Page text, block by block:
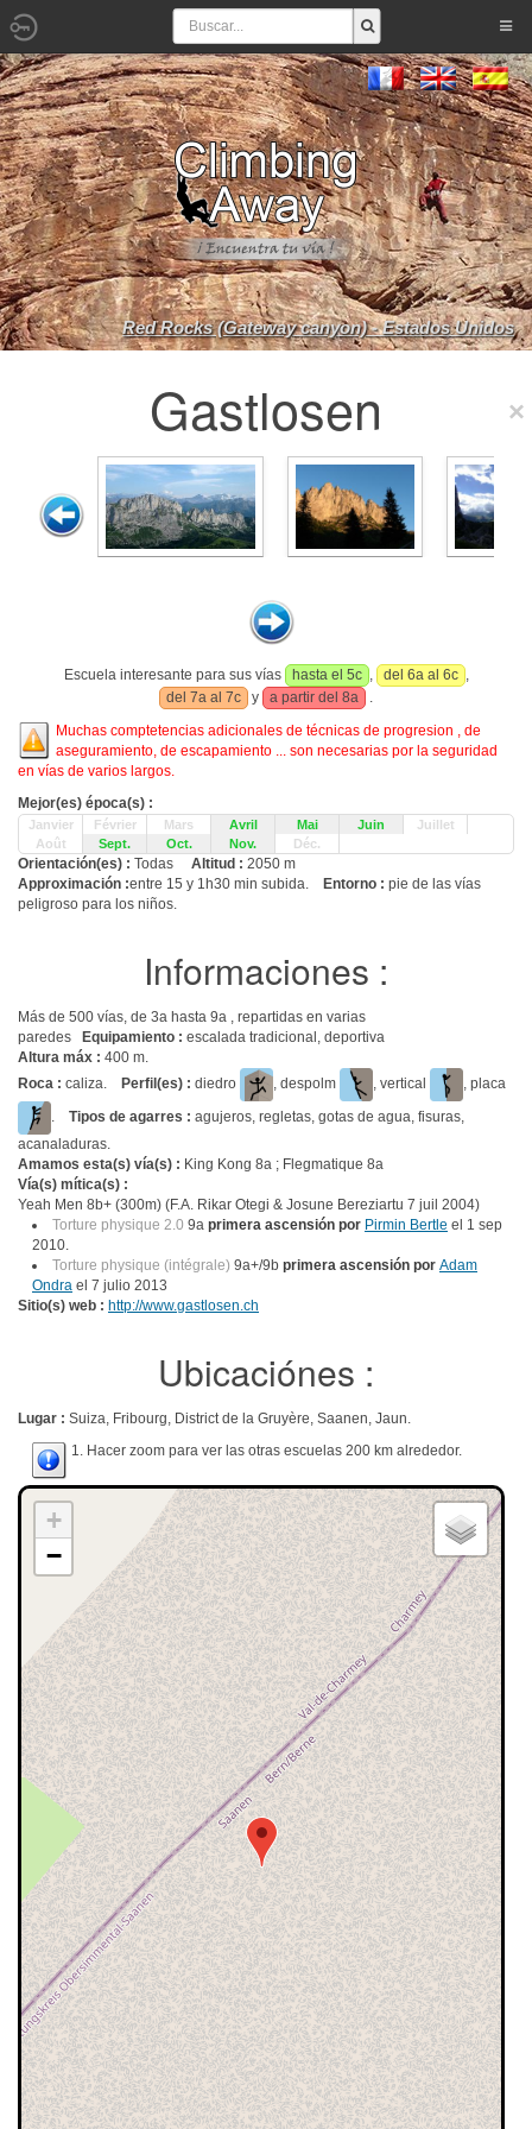
Red Rocks (Gateway canyon) - Estados Unidos
Gastlosen
Escuela interesante para sus vías hasta el 5c , del 6a al 6c ,
del 7a al 7c
y a partir del 8a
.
Muchas comptetencias adicionales de técnicas de progresion , de
aseguramiento, de escapamiento ... son necesarias por la seguridad
en vías de varios largos.
Mejor(es) época(s) :
Janvier Février Mars Avril Mai Juin
Juillet
Août
Sept. Oct. Nov. Déc.
Orientación(es) : Todas Altitud : 2050 m
Approximación :entre 15 y 1h30 min subida. Entorno : pie de las vías
peligroso para los niños.
Informaciones :
Más de 500 vías, de 3a hasta 9a , repartidas en varias
paredes
Equipamiento : escalada tradicional, deportiva
Altura máx : 400 m.
Roca : caliza. Perfil(es) : diedro , despolm , vertical
, placa
. Tipos de agarres : agujeros, regletas, gotas de agua, fisuras,
acanaladuras.
Amamos esta(s) vía(s) : King Kong 8a ; Flegmatique 8a
Vía(s) mítica(s) :
Yeah Men 8b+ (300m) (F.A. Rikar Otegi & Josune Bereziartu 7 juil 2004)
Torture physique 2.0 9a primera ascensión por Pirmin Bertle el 1 sep
2010.
Torture physique (intégrale) 9a+/9b primera ascensión por Adam
Ondra el 7 julio 2013
Sitio(s) web : http://www.gastlosen.ch
Ubicaciónes :
Lugar : Suiza, Fribourg, District de la Gruyère, Saanen, Jaun.
1. Hacer zoom para ver las otras escuelas 200 km alrededor.
+
−